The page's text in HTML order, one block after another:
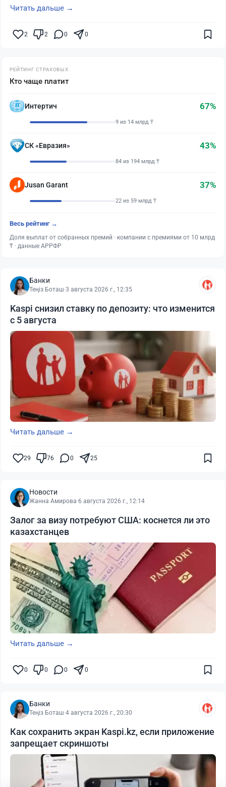
Читать дальше →
2 2 0 0
РЕЙТИНГ СТРАХОВЫХ
Кто чаще платит
Интертич 67%
9 из 14 млрд ₸
СК «Евразия» 43%
84 из 194 млрд ₸
Jusan Garant 37%
22 из 59 млрд ₸
Весь рейтинг →
Доля выплат от собранных премий · компании с премиями от 10 млрд
₸ · данные АРРФР
Банки
Теңіз Боташ·3 августа 2026 г., 12:35
Kaspi снизил ставку по депозиту: что изменится
с 5 августа
Читать дальше →
29 76 0 25
Новости
Жанна Амирова·6 августа 2026 г., 12:14
Залог за визу потребуют США: коснется ли это
казахстанцев
Читать дальше →
0 0 0 0
Банки
Теңіз Боташ·4 августа 2026 г., 20:30
Как сохранить экран Kaspi.kz, если приложение
запрещает скриншоты